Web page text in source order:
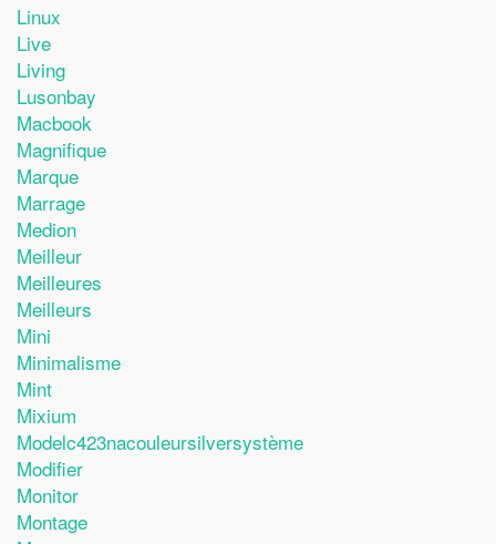
Linux
Live
Living
Lusonbay
Macbook
Magnifique
Marque
Marrage
Medion
Meilleur
Meilleures
Meilleurs
Mini
Minimalisme
Mint
Mixium
Modelc423nacouleursilversystème
Modifier
Monitor
Montage